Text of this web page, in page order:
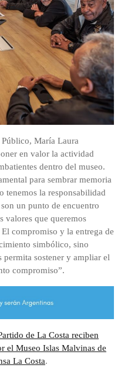
María Laura
en valor la actividad
dentro del museo.
para sembrar memoria
tenemos la responsabilidad
un punto de encuentro
valores que queremos
compromiso y la entrega de
simbólico, sino
permita sostener y ampliar el
compromiso”.
de La Costa reciben
el Museo Islas Malvinas de
La Costa.